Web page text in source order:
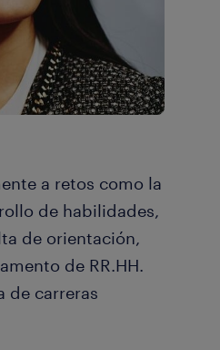
a retos como la
de habilidades,
de orientación,
de RR.HH.
de carreras